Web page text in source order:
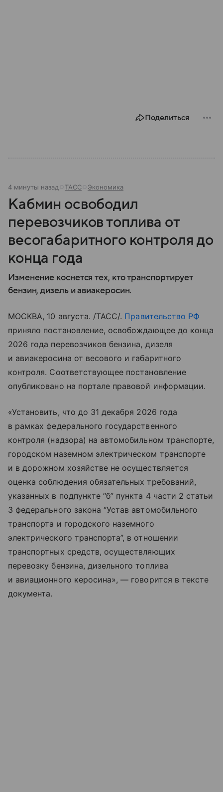
Поделиться
4 минуты назад ТАСС Экономика
Кабмин освободил
перевозчиков топлива от
весогабаритного контроля до
конца года
Изменение коснется тех, кто транспортирует
бензин, дизель и авиакеросин.
МОСКВА, 10 августа. /ТАСС/. Правительство РФ
приняло постановление, освобождающее до конца
2026 года перевозчиков бензина, дизеля
и авиакеросина от весового и габаритного
контроля. Соответствующее постановление
опубликовано на портале правовой информации.
«Установить, что до 31 декабря 2026 года
в рамках федерального государственного
контроля (надзора) на автомобильном транспорте,
городском наземном электрическом транспорте
и в дорожном хозяйстве не осуществляется
оценка соблюдения обязательных требований,
указанных в подпункте “б” пункта 4 части 2 статьи
3 федерального закона “Устав автомобильного
транспорта и городского наземного
электрического транспорта”, в отношении
транспортных средств, осуществляющих
перевозку бензина, дизельного топлива
и авиационного керосина», — говорится в тексте
документа.